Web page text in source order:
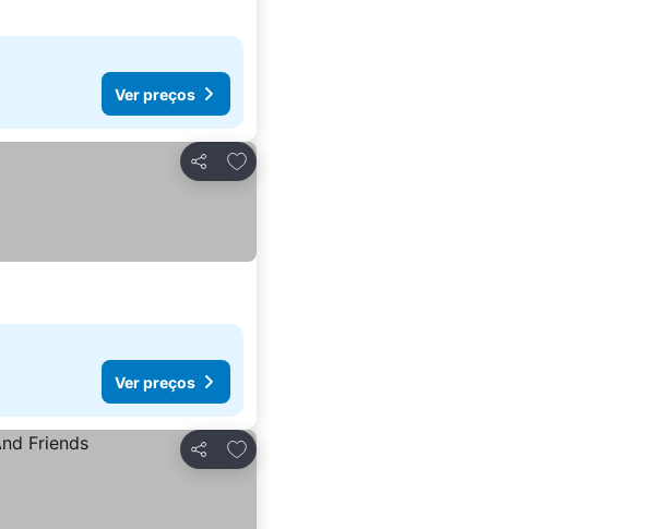
Ver preços
Partilhar
Adicionar aos favoritos
Ver preços
Partilhar
Adicionar aos favoritos